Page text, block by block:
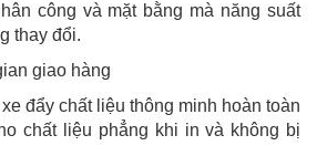
công và mặt bằng mà năng suất
thay đổi.
giao hàng
đẩy chất liệu thông minh hoàn toàn
chất liệu phẳng khi in và không bị